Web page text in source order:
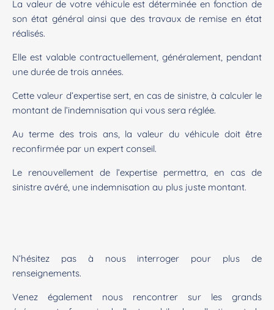
La valeur de votre véhicule est déterminée en fonction de
son état général ainsi que des travaux de remise en état
réalisés.
Elle est valable contractuellement, généralement, pendant
une durée de trois années.
Cette valeur d’expertise sert, en cas de sinistre, à calculer le
montant de l’indemnisation qui vous sera réglée.
Au terme des trois ans, la valeur du véhicule doit être
reconfirmée par un expert conseil.
Le renouvellement de l’expertise permettra, en cas de
sinistre avéré, une indemnisation au plus juste montant.
N’hésitez pas à nous interroger pour plus de
renseignements.
Venez également nous rencontrer sur les grands